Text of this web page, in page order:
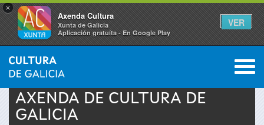
×
Axenda Cultura
Xunta de Galicia
Aplicación gratuíta - En Google Play
VER
Vostede
está
INICIO › ACTUALIDADE 0
AXENDA DE CULTURA DE
GALICIA